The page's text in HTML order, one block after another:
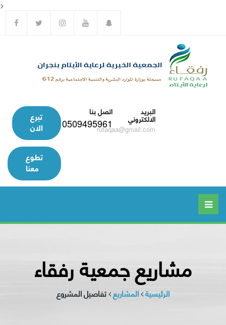
>
البريد
الالكتروني
rufaqaa@gmail.com
اتصل بنا
0509495961 تبرع
الان
تطوع
معنا
مشاريع جمعية رفقاء
الرئيسية المشاريع تفاصيل المشروع